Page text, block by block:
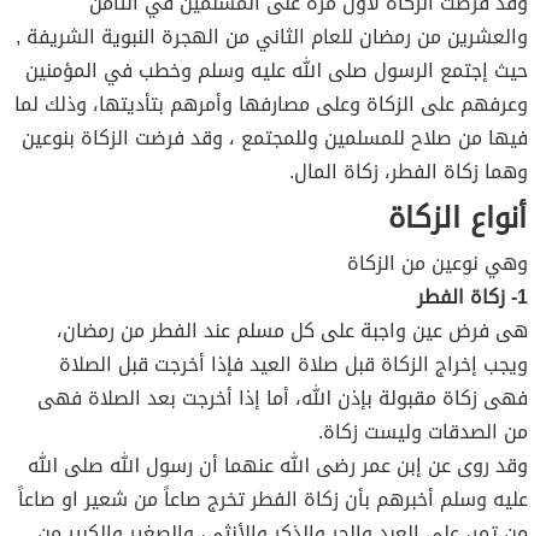
والعشرين من رمضان للعام الثاني من الهجرة النبوية الشريفة ,
حيث إجتمع الرسول صلى الله عليه وسلم وخطب في المؤمنين
وعرفهم على الزكاة وعلى مصارفها وأمرهم بتأديتها، وذلك لما
فيها من صلاح للمسلمين وللمجتمع ، وقد فرضت الزكاة بنوعين
وهما زكاة الفطر، زكاة المال.
أنواع الزكاة
وهي نوعين من الزكاة
1- زكاة الفطر
هى فرض عين واجبة على كل مسلم عند الفطر من رمضان،
ويجب إخراج الزكاة قبل صلاة العيد فإذا أخرجت قبل الصلاة
فهى زكاة مقبولة بإذن الله، أما إذا أخرجت بعد الصلاة فهى
من الصدقات وليست زكاة.
وقد روى عن إبن عمر رضى الله عنهما أن رسول الله صلى الله
عليه وسلم أخبرهم بأن زكاة الفطر تخرج صاعاً من شعير او صاعاً